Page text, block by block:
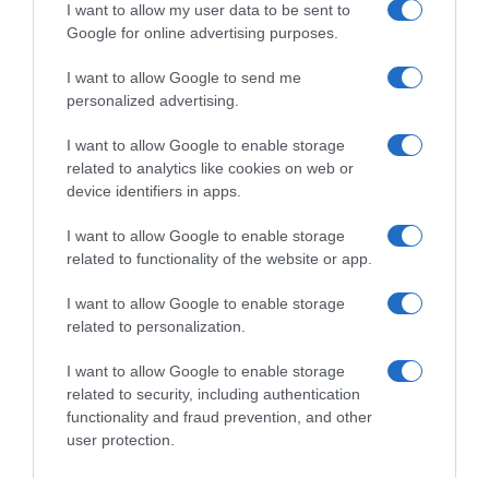
I want to allow my user data to be sent to
Google for online advertising purposes.
I want to allow Google to send me
personalized advertising.
I want to allow Google to enable storage
related to analytics like cookies on web or
device identifiers in apps.
I want to allow Google to enable storage
related to functionality of the website or app.
I want to allow Google to enable storage
related to personalization.
I want to allow Google to enable storage
related to security, including authentication
functionality and fraud prevention, and other
user protection.
γυναίκα από πνιγμό σε εστιατόριο με τη λαβή
Χάιμλιχ
Το χρονικό της διάσωσης
29.04.2026 - 17:33